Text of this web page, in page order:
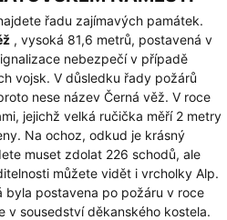
řadu zajímavých památek.
, vysoká 81,6 metrů, postavená v
nebezpečí v případě
vojsk. V důsledku řady požárů
nese název Černá věž. V roce
jejichž velká ručička měří 2 metry
Na ochoz, odkud je krásný
muset zdolat 226 schodů, ale
můžete vidět i vrcholky Alp.
byla postavena po požáru v roce
v sousedství děkanského kostela.